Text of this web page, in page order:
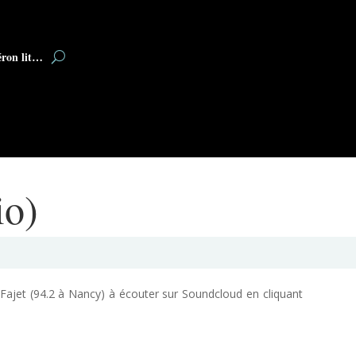
lit…
(94.2 à Nancy) à écouter sur Soundcloud en cliquant